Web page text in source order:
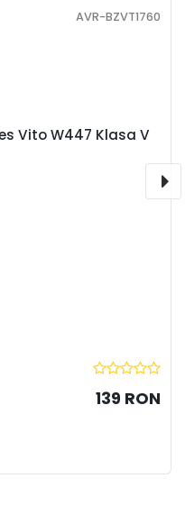
Vito W447 Klasa V
AVR-BZVT1760
139 RON